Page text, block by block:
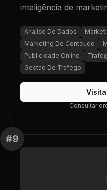
inteligência de
Analise De Dados
Marketing De Conteudo
Publicidade Online
Gestao De Trafego
Consultar
#9